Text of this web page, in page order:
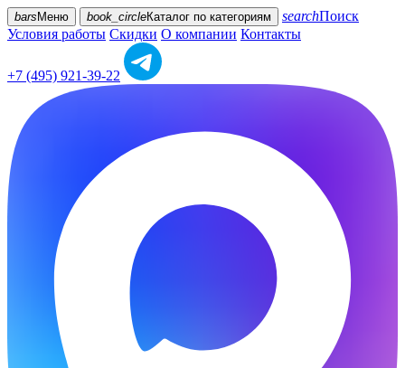
bars Меню book_circleКаталог по категориям searchПоиск
Условия работы Скидки О компании Контакты
+7 (495) 921-39-22